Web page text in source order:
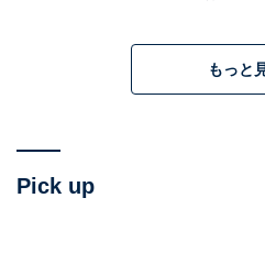
を食べたり、学んだり、遊ん
もっと
Pick up